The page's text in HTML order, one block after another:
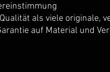
als viele originale,
auf Material und